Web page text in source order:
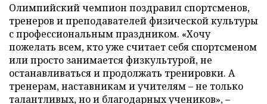
Олимпийский чемпион поздравил спортсменов,
тренеров и преподавателей физической культуры
с профессиональным праздником. «Хочу
пожелать всем, кто уже считает себя спортсменом
или просто занимается физкультурой, не
останавливаться и продолжать тренировки. А
тренерам, наставникам и учителям – не только
талантливых, но и благодарных учеников», –